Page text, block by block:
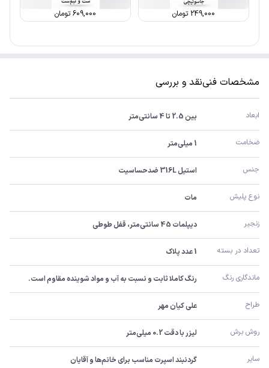
249,000 تومان 609,000تومان
مشخصات فنینقد و بررسی
ابعاد بین 2.5 تا 4 سانتی‌متر
ضخامت 1 میلی‌متر
جنس استیل 316L ضدحساسیت
نوع پلیش مات
زنجیر دیپلمات 45 سانتی‌متر، قفل طوطی
تعداد در بسته 1 عدد پلاک
ماندگاری رنگ رنگ کاملا ثابت و نسبت به آب و مواد شوینده مقاوم است.
طراح علی کیان مهر
روش برش لیزر با دقت 0.2 میلی‌متر
سایر گردنبند اسپرت مناسب برای خانم‌ها و آقایان